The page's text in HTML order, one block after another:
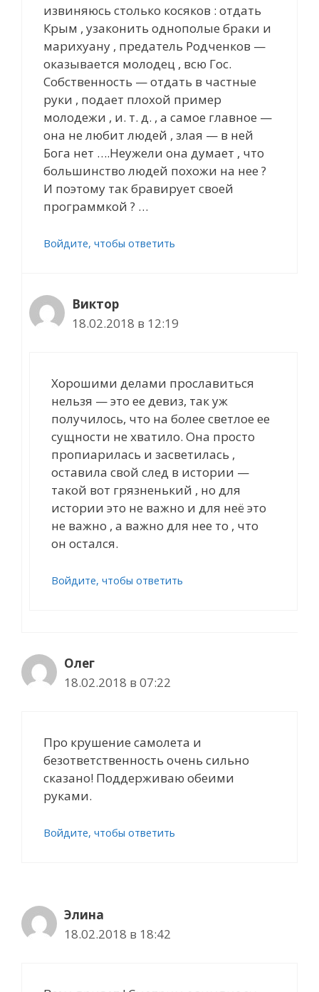
извиняюсь столько косяков : отдать
Крым , узаконить однополые браки и
марихуану , предатель Родченков —
оказывается молодец , всю Гос.
Собственность — отдать в частные
руки , подает плохой пример
молодежи , и. т. д. , а самое главное —
она не любит людей , злая — в ней
Бога нет ….Неужели она думает , что
большинство людей похожи на нее ?
И поэтому так бравирует своей
программкой ? …
Войдите, чтобы ответить
Виктор
18.02.2018 в 12:19
Хорошими делами прославиться
нельзя — это ее девиз, так уж
получилось, что на более светлое ее
сущности не хватило. Она просто
пропиарилась и засветилась ,
оставила свой след в истории —
такой вот грязненький , но для
истории это не важно и для неё это
не важно , а важно для нее то , что
он остался.
Войдите, чтобы ответить
Олег
18.02.2018 в 07:22
Про крушение самолета и
безответственность очень сильно
сказано! Поддерживаю обеими
руками.
Войдите, чтобы ответить
Элина
18.02.2018 в 18:42